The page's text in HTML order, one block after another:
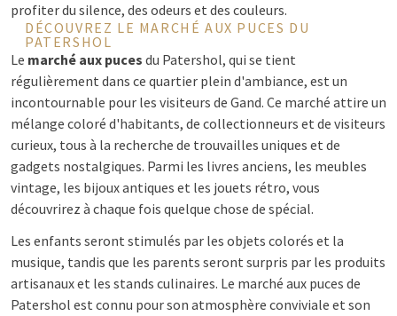
profiter du silence, des odeurs et des couleurs.
DÉCOUVREZ LE MARCHÉ AUX PUCES DU
PATERSHOL
Le marché aux puces du Patershol, qui se tient
régulièrement dans ce quartier plein d'ambiance, est un
incontournable pour les visiteurs de Gand. Ce marché attire un
mélange coloré d'habitants, de collectionneurs et de visiteurs
curieux, tous à la recherche de trouvailles uniques et de
gadgets nostalgiques. Parmi les livres anciens, les meubles
vintage, les bijoux antiques et les jouets rétro, vous
découvrirez à chaque fois quelque chose de spécial.
Les enfants seront stimulés par les objets colorés et la
musique, tandis que les parents seront surpris par les produits
artisanaux et les stands culinaires. Le marché aux puces de
Patershol est connu pour son atmosphère conviviale et son